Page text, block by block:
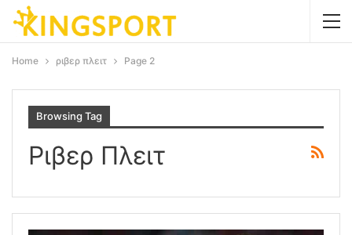
Home ριβερ πλειτ Page 2
Browsing Tag
Ριβερ Πλειτ